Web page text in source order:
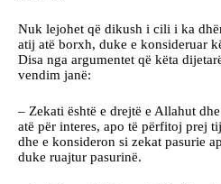
Nuk lejohet që dikush i cili i ka
atij atë borxh, duke e konsideruar
Disa nga argumentet që këta
vendim janë:
– Zekati është e drejtë e Allahut
atë për interes, apo të përfitoj prej
dhe e konsideron si zekat pasurie
duke ruajtur pasurinë.